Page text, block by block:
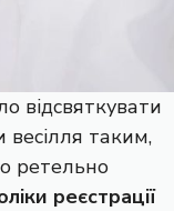
відсвяткувати
весілля таким,
ретельно
реєстрації